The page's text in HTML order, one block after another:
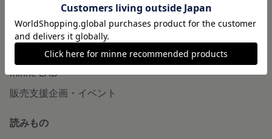
ヴィンテージ販売
ダウンロード販売
minne PLUS
minne LAB
販売支援企画・イベント
読みもの